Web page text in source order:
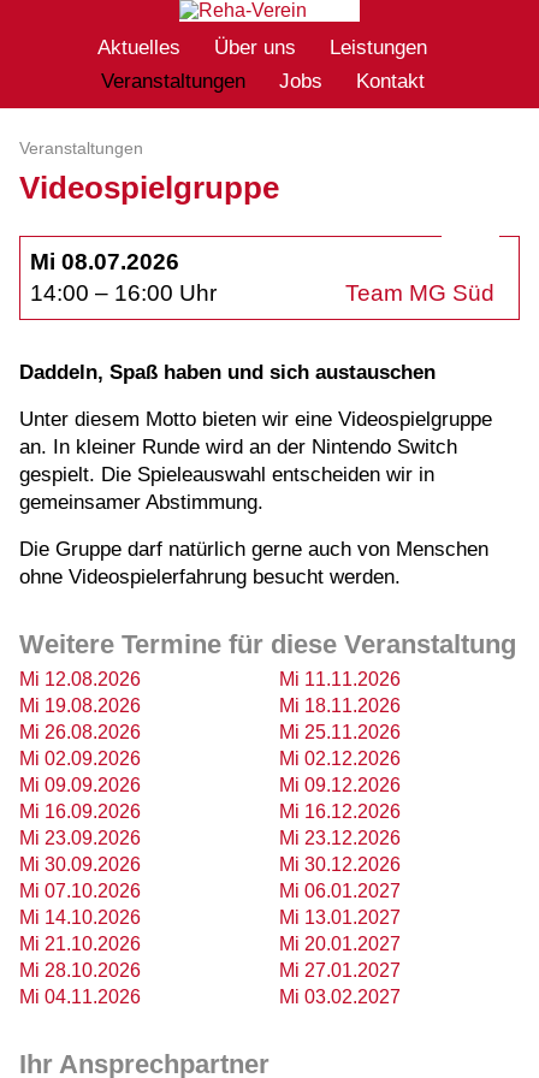
Aktuelles Über uns
Leistungen
Veranstaltungen
Jobs Kontakt
Veranstaltungen
Videospielgruppe
Mi 08.07.2026
14:00 – 16:00 Uhr
Team MG Süd
Daddeln, Spaß haben und sich austauschen
Unter diesem Motto bieten wir eine Videospielgruppe
an. In kleiner Runde wird an der Nintendo Switch
gespielt. Die Spieleauswahl entscheiden wir in
gemeinsamer Abstimmung.
Die Gruppe darf natürlich gerne auch von Menschen
ohne Videospielerfahrung besucht werden.
Weitere Termine für diese Veranstaltung
Mi 12.08.2026
Mi 19.08.2026
Mi 26.08.2026
Mi 02.09.2026
Mi 09.09.2026
Mi 16.09.2026
Mi 23.09.2026
Mi 30.09.2026
Mi 07.10.2026
Mi 14.10.2026
Mi 21.10.2026
Mi 28.10.2026
Mi 04.11.2026
Mi 11.11.2026
Mi 18.11.2026
Mi 25.11.2026
Mi 02.12.2026
Mi 09.12.2026
Mi 16.12.2026
Mi 23.12.2026
Mi 30.12.2026
Mi 06.01.2027
Mi 13.01.2027
Mi 20.01.2027
Mi 27.01.2027
Mi 03.02.2027
Ihr Ansprechpartner